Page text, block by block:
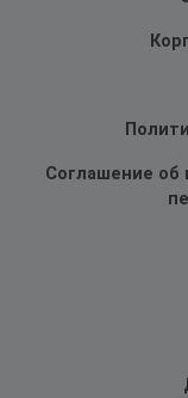
Соглашение об